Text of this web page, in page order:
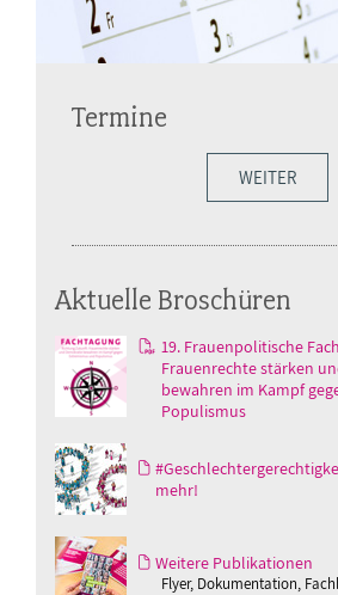
Termine
WEITER
Aktuelle Broschüren
19. Frauenpolitische
Frauenrechte stärken
bewahren im Kampf
Populismus
mehr!
Weitere Publikationen
Flyer, Dokumentation,